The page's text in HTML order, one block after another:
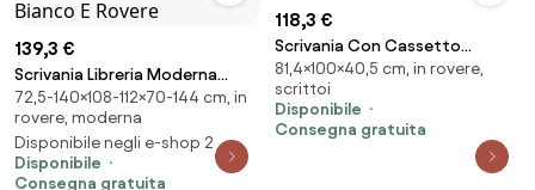
139,3 €
Scrivania Libreria Moderna
Doppia Configurazione
Reversibile Bianco E Rovere
72,5-140×108-112×70-144 cm, in
rovere, moderna
Disponibile negli e-shop 2
Disponibile
Consegna gratuita
118,3 €
Scrivania Con Cassetto
100x40x81h Espresso Rovere
Artisan
81,4×100×40,5 cm, in rovere,
scrittoi
Disponibile
Consegna gratuita